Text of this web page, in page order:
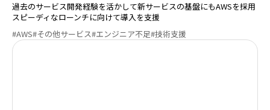
過去のサービス開発経験を活かして新サービスの基盤にもAWSを採用
スピーディなローンチに向けて導入を支援
#AWS#その他サービス#エンジニア不足#技術支援